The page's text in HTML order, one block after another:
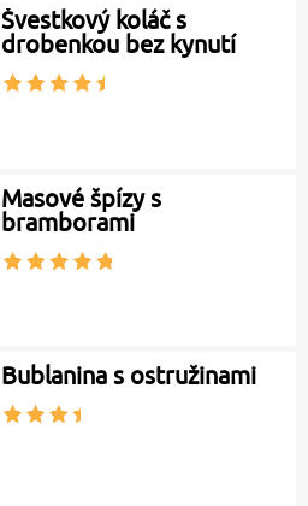
Švestkový koláč s
drobenkou bez kynutí
Masové špízy s
bramborami
Bublanina s ostružinami